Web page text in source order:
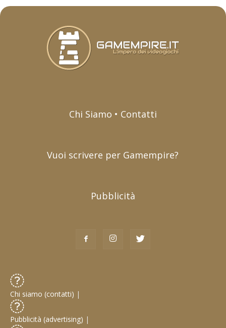
Chi Siamo • Contatti
Vuoi scrivere per Gamempire?
Pubblicità
Chi siamo (contatti) |
Pubblicità (advertising) |